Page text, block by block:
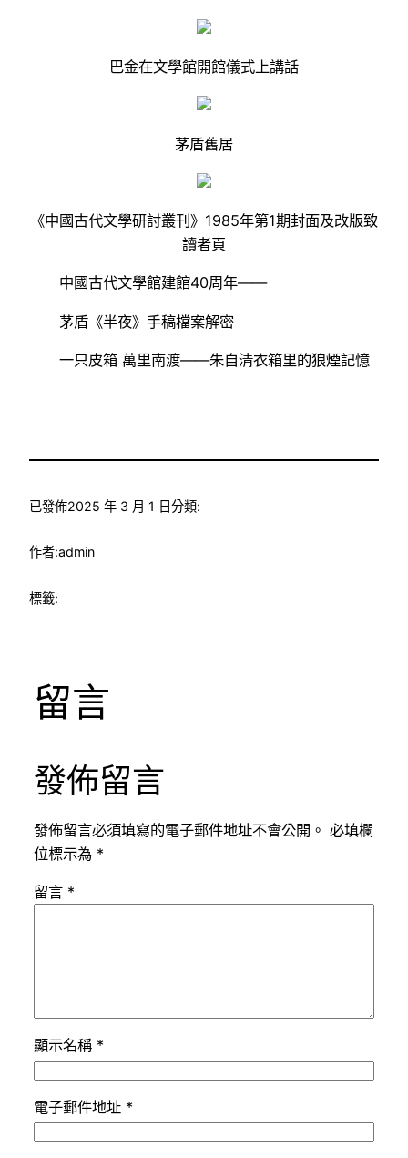
巴金在文學館開館儀式上講話
茅盾舊居
《中國古代文學研討叢刊》1985年第1期封面及改版致
讀者頁
中國古代文學館建館40周年——
茅盾《半夜》手稿檔案解密
一只皮箱 萬里南渡——朱自清衣箱里的狼煙記憶
已發佈2025 年 3 月 1 日分類:
作者:admin
標籤:
留言
發佈留言
發佈留言必須填寫的電子郵件地址不會公開。 必填欄
位標示為 *
留言 *
顯示名稱 *
電子郵件地址 *